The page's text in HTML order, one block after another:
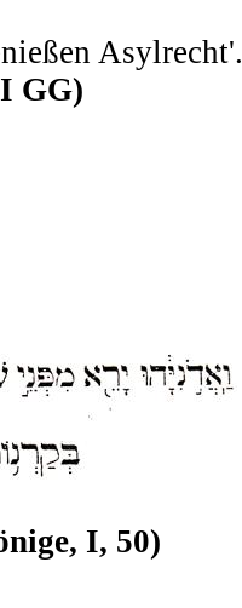
Asylrecht'.
GG)
I, 50)